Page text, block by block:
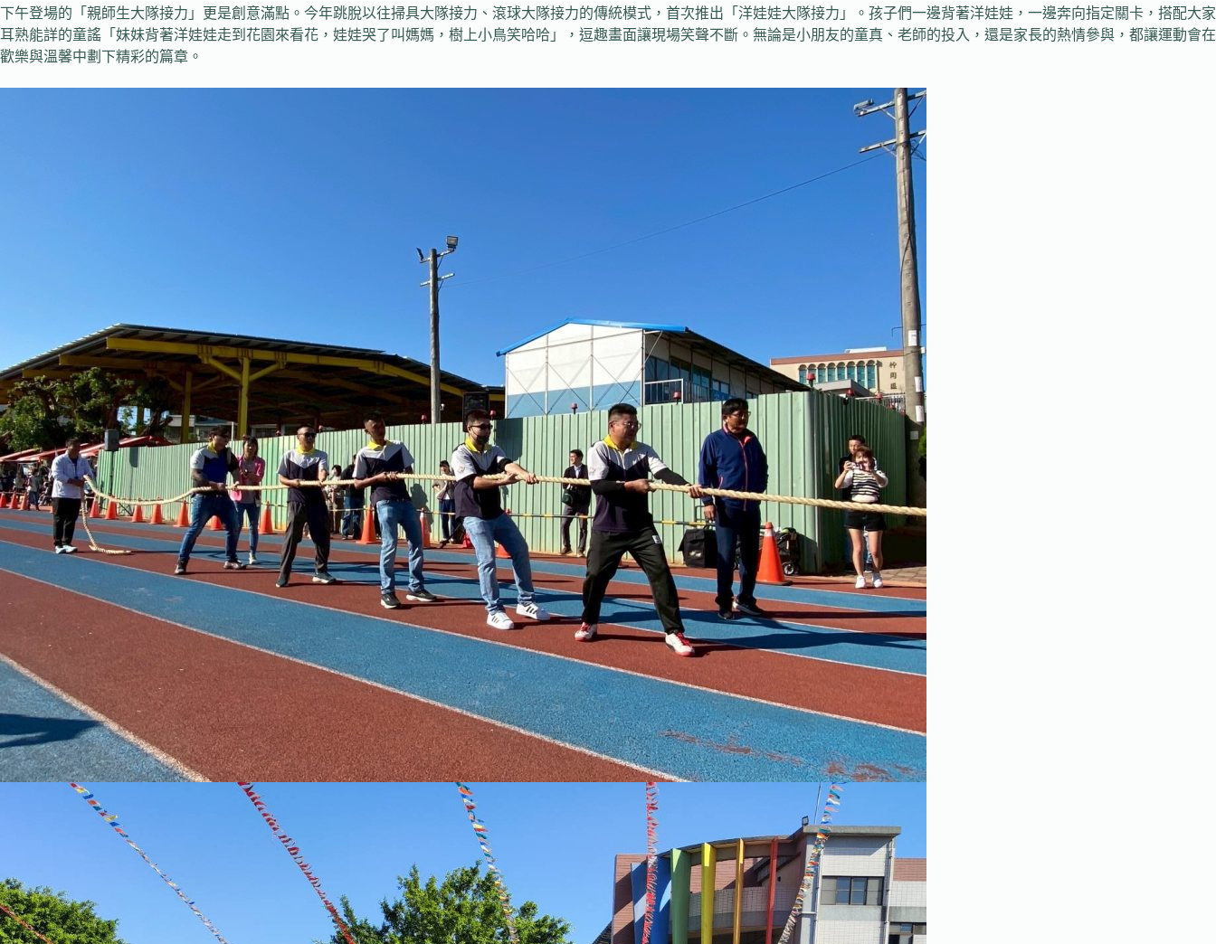
下午登場的「親師生大隊接力」更是創意滿點。今年跳脫以往掃具大隊接力、滾球大隊接力的傳統模式，首次推出「洋娃娃大隊接力」。孩子們一邊背著洋娃娃，一邊奔向指定關卡，搭配大家
耳熟能詳的童謠「妹妹背著洋娃娃走到花園來看花，娃娃哭了叫媽媽，樹上小鳥笑哈哈」，逗趣畫面讓現場笑聲不斷。無論是小朋友的童真、老師的投入，還是家長的熱情參與，都讓運動會在
歡樂與溫馨中劃下精彩的篇章。